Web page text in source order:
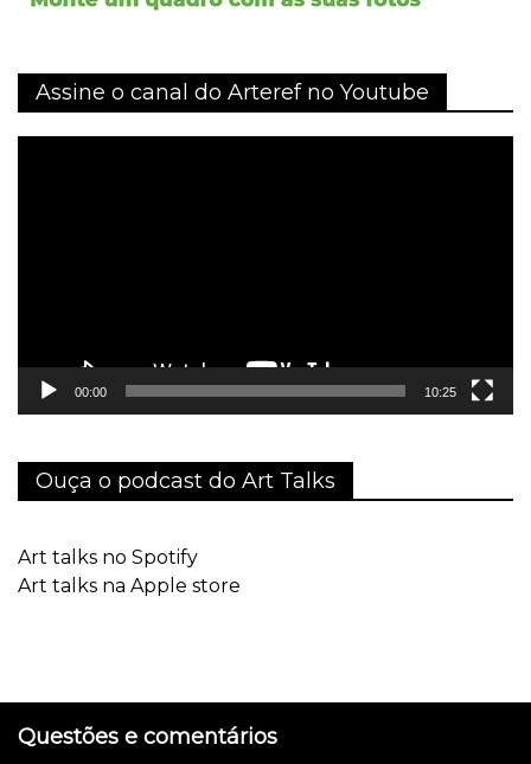
Assine o canal do Arteref no Youtube
00:00 10:25
Ouça o podcast do Art Talks
Art talks no Spotify
Art talks na Apple store
Questões e comentários